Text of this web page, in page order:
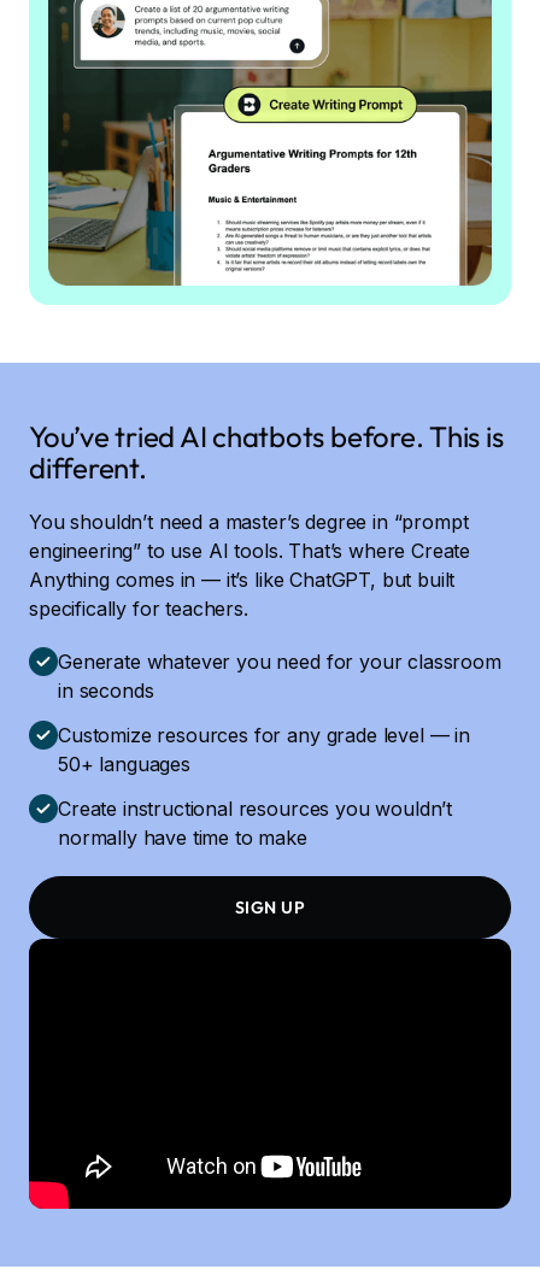
You’ve tried AI chatbots before. This is
different.
You shouldn’t need a master’s degree in “prompt
engineering” to use AI tools. That’s where Create
Anything comes in — it’s like ChatGPT, but built
specifically for teachers.
Generate whatever you need for your classroom
in seconds
Customize resources for any grade level — in
50+ languages
Create instructional resources you wouldn’t
normally have time to make
SIGN UP